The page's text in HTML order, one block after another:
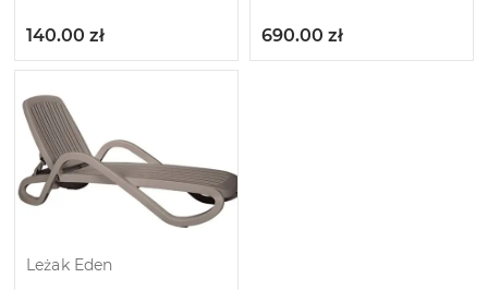
140.00 zł 690.00 zł
Leżak Eden